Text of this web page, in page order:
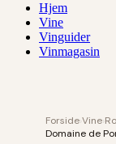
Hjem
Vine
Vinguider
Vinmagasin
ForsideVine
Domaine de